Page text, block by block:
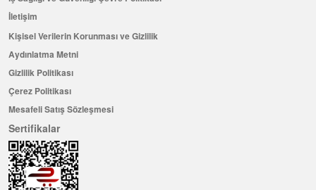
İletişim
Kişisel Verilerin Korunması ve Gizlilik
Aydınlatma Metni
Gizlilik Politikası
Çerez Politikası
Mesafeli Satış Sözleşmesi
Sertifikalar